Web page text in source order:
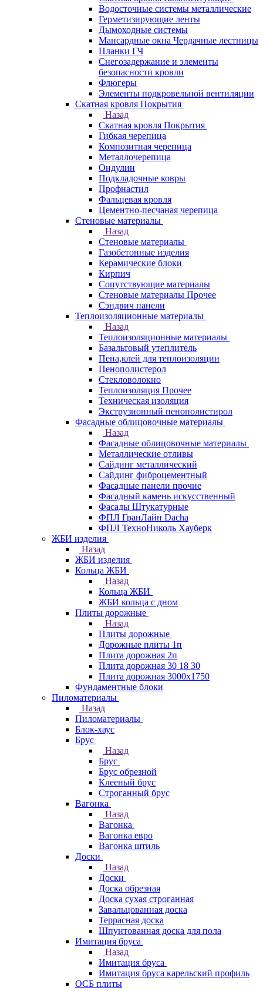
Водосточные системы металлические
Герметизирующие ленты
Дымоходные системы
Мансардные окна Чердачные лестницы
Планки ГЧ
Снегозадержание и элементы
безопасности кровли
Флюгеры
Элементы подкровельной вентиляции
Скатная кровля Покрытия
Назад
Скатная кровля Покрытия
Гибкая черепица
Композитная черепица
Металлочерепица
Ондулин
Подкладочные ковры
Профнастил
Фальцевая кровля
Цементно-песчаная черепица
Стеновые материалы
Назад
Стеновые материалы
Газобетонные изделия
Керамические блоки
Кирпич
Сопутствующие материалы
Стеновые материалы Прочее
Сэндвич панели
Теплоизоляционные материалы
Назад
Теплоизоляционные материалы
Базальтовый утеплитель
Пена,клей для теплоизоляции
Пенополистерол
Стекловолокно
Теплоизоляция Прочее
Техническая изоляция
Экструзионный пенополистирол
Фасадные облицовочные материалы
Назад
Фасадные облицовочные материалы
Металлические отливы
Сайдинг металлический
Сайдинг фиброцементный
Фасадные панели прочие
Фасадный камень искусственный
Фасады Штукатурные
ФПЛ ГранЛайн Dacha
ФПЛ ТехноНиколь Хауберк
ЖБИ изделия
Назад
ЖБИ изделия
Кольца ЖБИ
Назад
Кольца ЖБИ
ЖБИ кольца с дном
Плиты дорожные
Назад
Плиты дорожные
Дорожные плиты 1п
Плита дорожная 2п
Плита дорожная 30 18 30
Плита дорожная 3000х1750
Фундаментные блоки
Пиломатериалы
Назад
Пиломатериалы
Блок-хаус
Брус
Назад
Брус
Брус обрезной
Клееный брус
Строганный брус
Вагонка
Назад
Вагонка
Вагонка евро
Вагонка штиль
Доски
Назад
Доски
Доска обрезная
Доска сухая строганная
Завальцованная доска
Террасная доска
Шпунтованная доска для пола
Имитация бруса
Назад
Имитация бруса
Имитация бруса карельский профиль
ОСБ плиты